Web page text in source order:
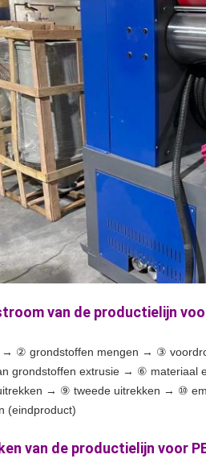
van de productielijn
② grondstoffen mengen → ③
grondstoffen extrusie → ⑥ materiaal
→ ⑨ tweede uitrekken → ⑩
(eindproduct)
van de productielijn voor